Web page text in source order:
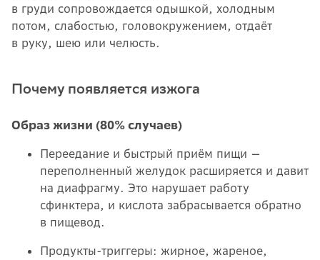
в груди сопровождается одышкой, холодным
потом, слабостью, головокружением, отдаёт
в руку, шею или челюсть.
Почему появляется изжога
Образ жизни (80% случаев)
Переедание и быстрый приём пищи —
переполненный желудок расширяется и давит
на диафрагму. Это нарушает работу
сфинктера, и кислота забрасывается обратно
в пищевод.
Продукты-триггеры: жирное, жареное,